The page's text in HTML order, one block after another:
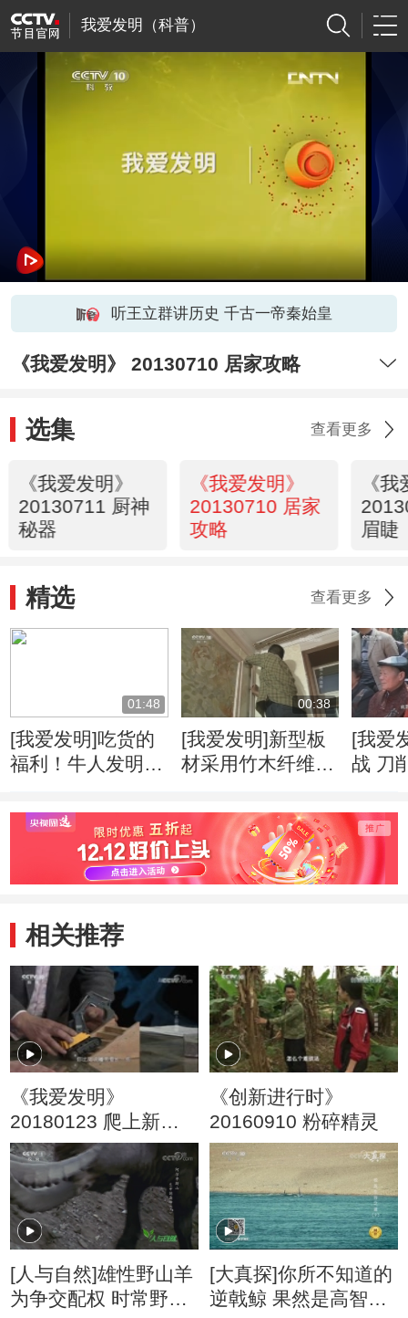
我爱发明（科普）
听王立群讲历史 千古一帝秦始皇
《我爱发明》 20130710 居家攻略
选集 查看更多
《我爱发明》
20130711 厨神
秘器
《我爱发明》
20130710 居家
攻略
《
眉睫
精选 查看更多
01:48
[我爱发明]吃货的
福利！牛人发明自
00:38
[我爱发明]新型板
材采用竹木纤维
输成本
[我爱
战 刀
相关推荐
《我爱发明》
20180123 爬上新高
度
《创新进行时》
20160910 粉碎精灵
[人与自然]雄性野山羊
为争交配权 时常野外
[大真探]你所不知道的
逆戟鲸 果然是高智商